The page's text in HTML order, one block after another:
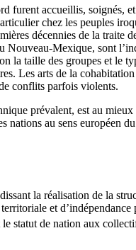
furent accueillis, soignés,
chez les peuples
décennies de la traite
Mexique, sont
la taille des groupes et le
Les arts de la
conflits parfois violents.
prévalent, est au
nations au sens européen
la réalisation de la
et
statut de nation aux